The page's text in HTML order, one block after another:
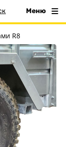
Меню
R8